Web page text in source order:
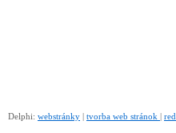
Delphi: webstránky | tvorba web stránok |